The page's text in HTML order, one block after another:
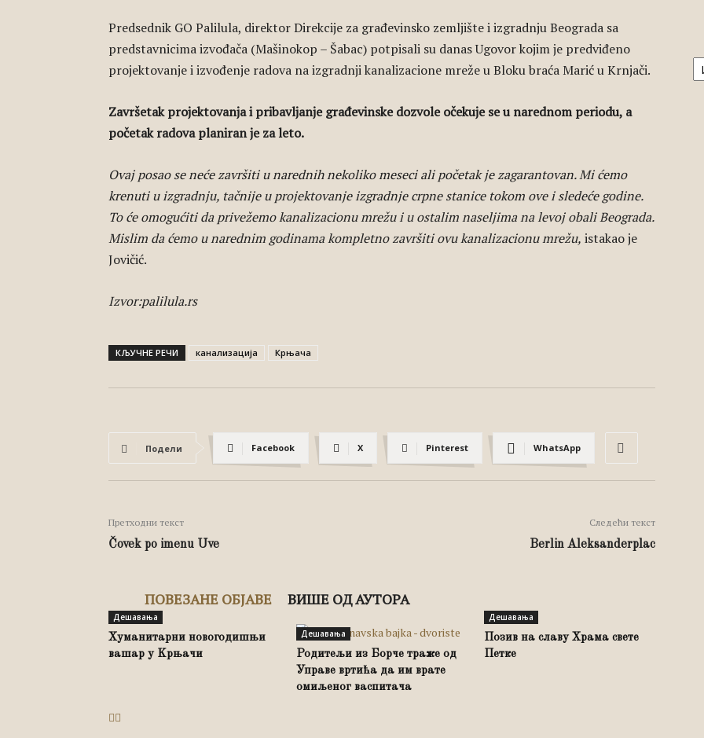
Predsednik GO Palilula, direktor Direkcije za građevinsko zemljište i izgradnju Beograda sa
predstavnicima izvođača (Mašinokop – Šabac) potpisali su danas Ugovor kojim je predviđeno
projektovanje i izvođenje radova na izgradnji kanalizacione mreže u Bloku braća Marić u Krnjači.
Završetak projektovanja i pribavljanje građevinske dozvole očekuje se u narednom periodu, a
početak radova planiran je za leto.
Ovaj posao se neće završiti u narednih nekoliko meseci ali početak je zagarantovan. Mi ćemo
krenuti u izgradnju, tačnije u projektovanje izgradnje crpne stanice tokom ove i sledeće godine.
To će omogućiti da privežemo kanalizacionu mrežu i u ostalim naseljima na levoj obali Beograda.
Mislim da ćemo u narednim godinama kompletno završiti ovu kanalizacionu mrežu, istakao je
Jovičić.
Izvor:palilula.rs
КЉУЧНЕ РЕЧИ канализација Крњача
Подели Facebook X Pinterest WhatsApp
Претходни текст
Čovek po imenu Uve
Следећи текст
Berlin Aleksanderplac
ПОВЕЗАНЕ ОБЈАВЕ ВИШЕ ОД АУТОРА
Дешавања
Хуманитарни новогодишњи
вашар у Kрњачи
Дешавања
Родитељи из Борче траже од
Управе вртића да им врате
омиљеног васпитача
Дешавања
Позив на славу Храма свете
Петке